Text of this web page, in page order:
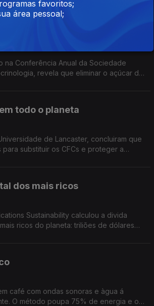
não existe mas a IA parece obcecada com
na Conferência Anual da Sociedade
revela que eliminar o açúcar da
todo o planeta
de Lancaster, concluiram que
para substituir os CFCs e proteger a
dos mais ricos
Sustainability calculou a divida
ricos do planeta: triliões de dólares
café com ondas sonoras e àgua á
O método poupa 75% de energia e o
favoritos;
área pessoal;